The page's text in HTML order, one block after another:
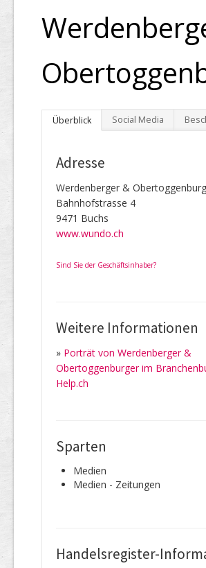
Überblick Social Media
Adresse
Werdenberger &
Bahnhofstrasse 4
9471 Buchs
www.wundo.ch
Sind Sie der Geschäftsinhaber?
Weitere Informationen
» Porträt von Werdenberger &
Obertoggenburger im
Help.ch
Sparten
Medien
Medien - Zeitungen
Handelsregister-